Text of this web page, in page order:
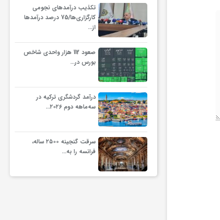
تکذیب درآمدهای نجومی
کارگزاری‌ها/75 درصد درآمدها
از…
صعود 112 هزار واحدی شاخص
بورس در…
درآمد گردشگری ترکیه در
سه‌ماهه دوم ۲۰۲۶…
سرقت گنجینه ۲۵۰۰ ساله،
فرانسه را به…